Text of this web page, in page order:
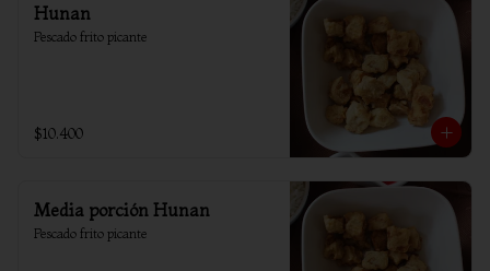
Hunan
Pescado frito picante
$10.400
Media porción Hunan
Pescado frito picante